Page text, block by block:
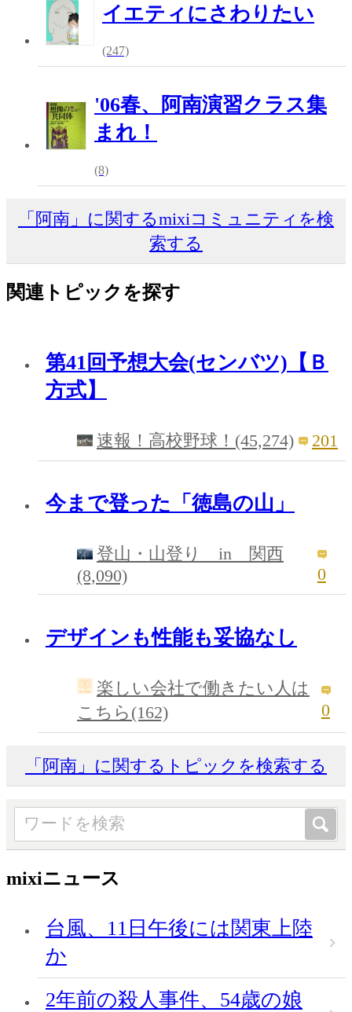
イエティにさわりたい
(247)
'06春、阿南演習クラス集
まれ！
(8)
「阿南」に関するmixiコミュニティを検
索する
関連トピックを探す
第41回予想大会(センバツ)【Ｂ
方式】
速報！高校野球！(45,274) 201
今まで登った「徳島の山」
登山・山登り in 関西
(8,090)
0
デザインも性能も妥協なし
楽しい会社で働きたい人は
こちら(162)
0
「阿南」に関するトピックを検索する
mixiニュース
台風、11日午後には関東上陸
か
2年前の殺人事件、54歳の娘